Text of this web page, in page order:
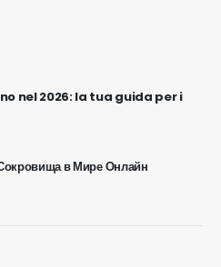
nel 2026: la tua guida per i
в Мире Онлайн